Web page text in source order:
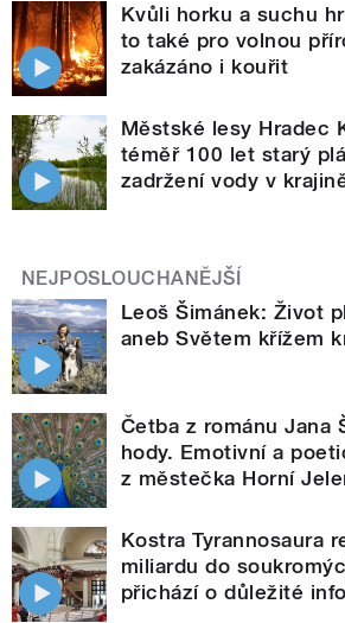
Kvůli horku a suchu
to také pro volnou
zakázáno i kouřit
Městské lesy Hradec
téměř 100 let starý
zadržení vody v
NEJPOSLOUCHANĚJŠÍ
Leoš Šimánek: Život
aneb Světem křížem
Četba z románu Jana
hody. Emotivní a
z městečka Horní
Kostra Tyrannosaura
miliardu do
přichází o důležité